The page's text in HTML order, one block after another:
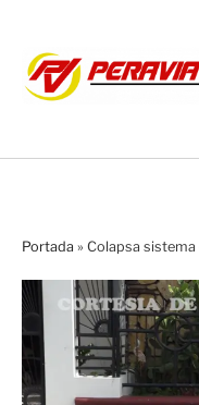
Portada » Colapsa